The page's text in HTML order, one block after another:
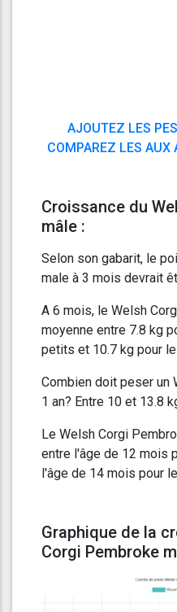
AJOUTEZ LES
COMPAREZ LES AUX
Croissance du
mâle :
Selon son gabarit, le
male à 3 mois devrait
A 6 mois, le Welsh
moyenne entre 7.8 kg
petits et 10.7 kg pour
Combien doit peser un
1 an? Entre 10 et 13.8
Le Welsh Corgi
entre l'âge de 12 mois
l'âge de 14 mois pour
Graphique de la
Corgi Pembroke